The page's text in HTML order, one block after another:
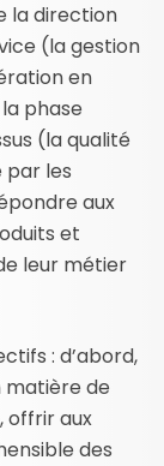
la direction
(la gestion
en
phase
(la qualité
par les
aux
et
leur métier
: d’abord,
matière de
offrir aux
des